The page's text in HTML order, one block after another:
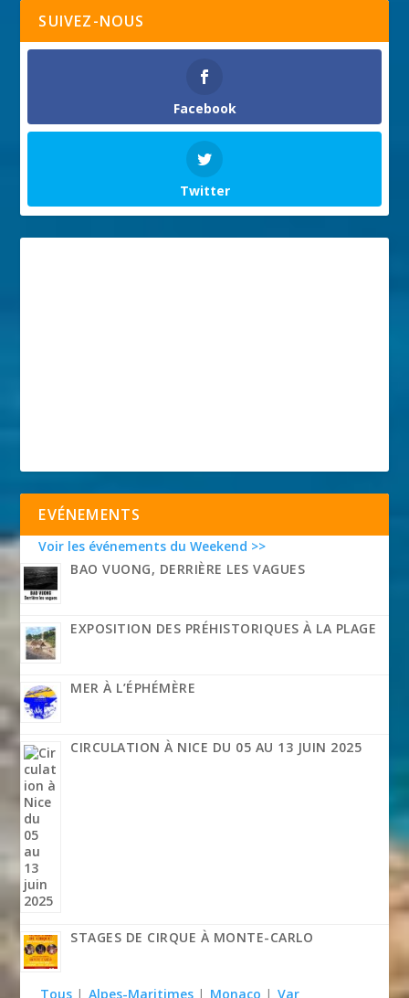
SUIVEZ-NOUS
Facebook
Twitter
EVÉNEMENTS
Voir les événements du Weekend >>
BAO VUONG, DERRIÈRE LES VAGUES
EXPOSITION DES PRÉHISTORIQUES À LA PLAGE
MER À L’ÉPHÉMÈRE
CIRCULATION À NICE DU 05 AU 13 JUIN 2025
STAGES DE CIRQUE À MONTE-CARLO
Tous | Alpes-Maritimes | Monaco | Var